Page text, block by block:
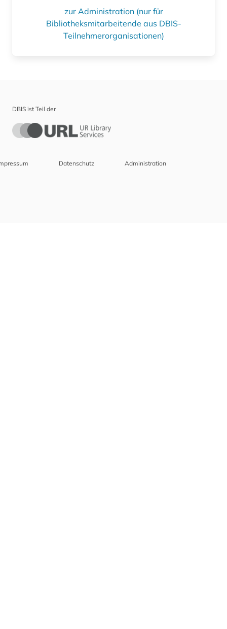
zur Administration (nur für
Bibliotheksmitarbeitende aus DBIS-
Teilnehmerorganisationen)
DBIS ist Teil der
Datenschutz Administration